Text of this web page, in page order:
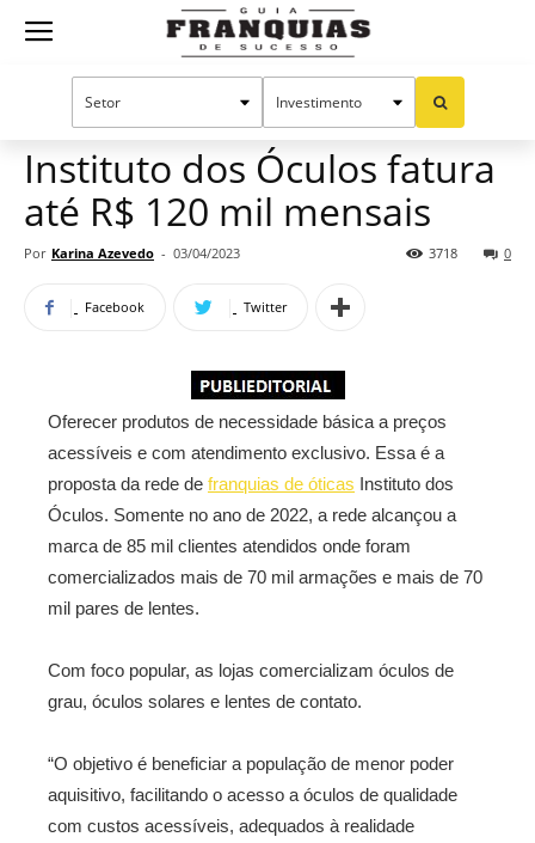
Guia
Mercado de franquias Publieditorial
Instituto dos Óculos fatura
até R$ 120 mil mensais
Por Karina Azevedo - 03/04/2023 0
3718
Facebook Twitter
Oferecer produtos de necessidade básica a preços
acessíveis e com atendimento exclusivo. Essa é a
proposta da rede de franquias de óticas Instituto dos
Óculos. Somente no ano de 2022, a rede alcançou a
marca de 85 mil clientes atendidos onde foram
comercializados mais de 70 mil armações e mais de 70
mil pares de lentes.
Com foco popular, as lojas comercializam óculos de
grau, óculos solares e lentes de contato.
“O objetivo é beneficiar a população de menor poder
aquisitivo, facilitando o acesso a óculos de qualidade
com custos acessíveis, adequados à realidade